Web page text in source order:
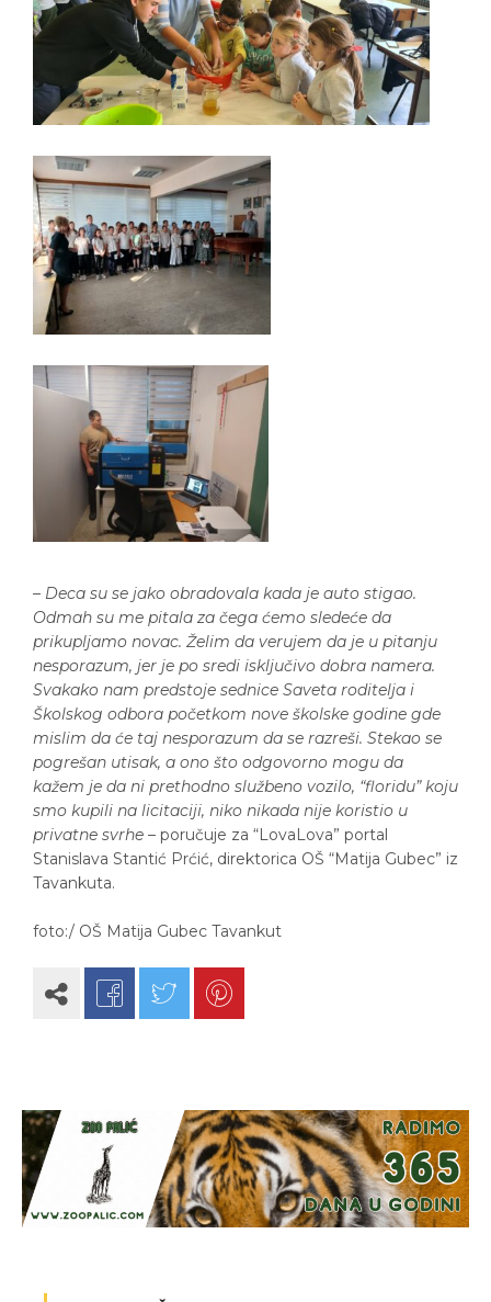
– Deca su se jako obradovala kada je auto stigao.
Odmah su me pitala za čega ćemo sledeće da
prikupljamo novac. Želim da verujem da je u pitanju
nesporazum, jer je po sredi isključivo dobra namera.
Svakako nam predstoje sednice Saveta roditelja i
Školskog odbora početkom nove školske godine gde
mislim da će taj nesporazum da se razreši. Stekao se
pogrešan utisak, a ono što odgovorno mogu da
kažem je da ni prethodno službeno vozilo, “floridu” koju
smo kupili na licitaciji, niko nikada nije koristio u
privatne svrhe – poručuje za “LovaLova” portal
Stanislava Stantić Prćić, direktorica OŠ “Matija Gubec” iz
Tavankuta.
foto:/ OŠ Matija Gubec Tavankut